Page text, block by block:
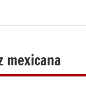
mexicana